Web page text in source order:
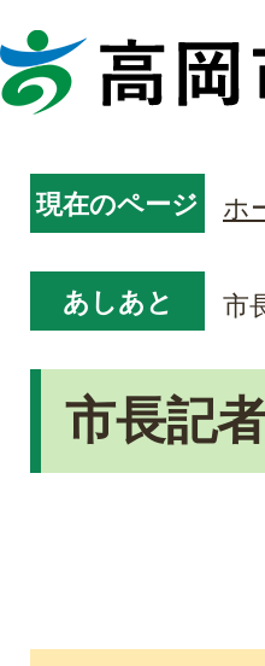
現在のページ ホ
あしあと 市
市長記